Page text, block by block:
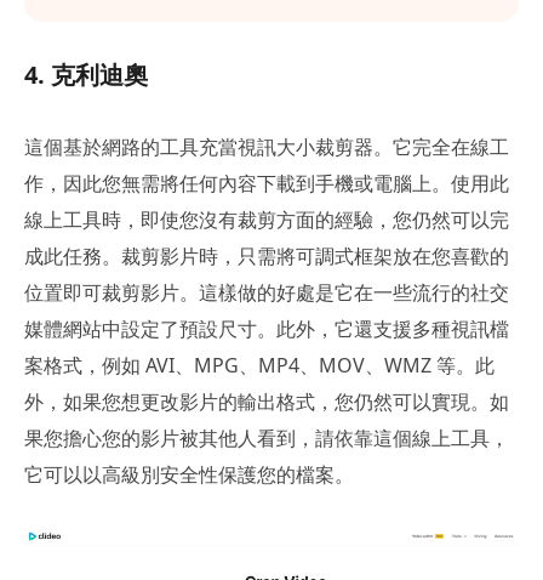
4. 克利迪奧
這個基於網路的工具充當視訊大小裁剪器。它完全在線工
作，因此您無需將任何內容下載到手機或電腦上。使用此
線上工具時，即使您沒有裁剪方面的經驗，您仍然可以完
成此任務。裁剪影片時，只需將可調式框架放在您喜歡的
位置即可裁剪影片。這樣做的好處是它在一些流行的社交
媒體網站中設定了預設尺寸。此外，它還支援多種視訊檔
案格式，例如 AVI、MPG、MP4、MOV、WMZ 等。此
外，如果您想更改影片的輸出格式，您仍然可以實現。如
果您擔心您的影片被其他人看到，請依靠這個線上工具，
它可以以高級別安全性保護您的檔案。